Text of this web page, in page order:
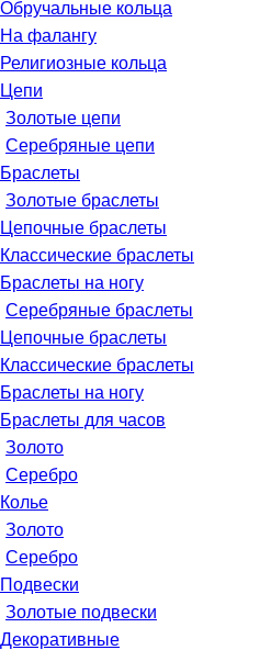
Обручальные кольца
На фалангу
Религиозные кольца
Цепи
Золотые цепи
Серебряные цепи
Браслеты
Золотые браслеты
Цепочные браслеты
Классические браслеты
Браслеты на ногу
Серебряные браслеты
Цепочные браслеты
Классические браслеты
Браслеты на ногу
Браслеты для часов
Золото
Серебро
Колье
Золото
Серебро
Подвески
Золотые подвески
Декоративные